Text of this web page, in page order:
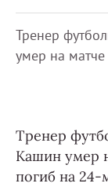
Тренер
умер на
Тренер
Кашин умер
погиб на 24-